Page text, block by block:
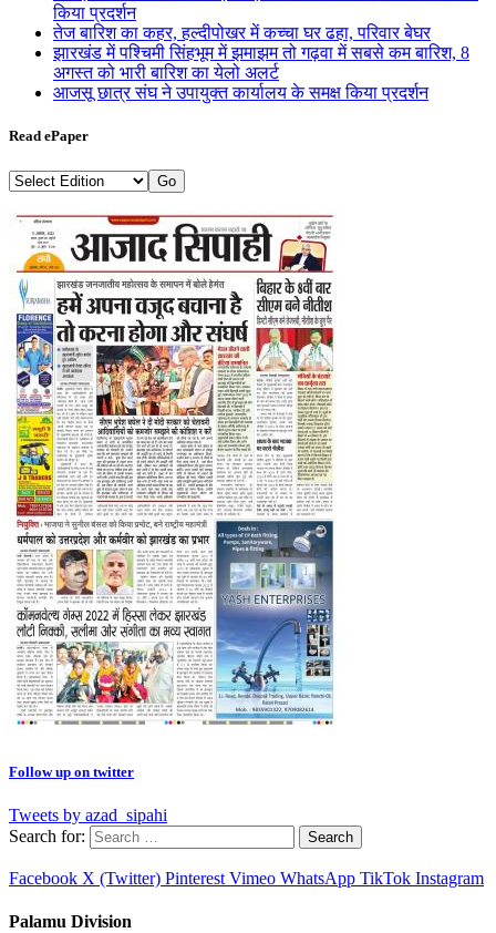
किया प्रदर्शन
तेज बारिश का कहर, हल्दीपोखर में कच्चा घर ढहा, परिवार बेघर
झारखंड में पश्चिमी सिंहभूम में झमाझम तो गढ़वा में सबसे कम बारिश, 8
अगस्त को भारी बारिश का येलो अलर्ट
आजसू छात्र संघ ने उपायुक्त कार्यालय के समक्ष किया प्रदर्शन
Read ePaper
Follow up on twitter
Tweets by azad_sipahi
Search for:
Facebook X (Twitter) Pinterest Vimeo WhatsApp TikTok Instagram
Palamu Division